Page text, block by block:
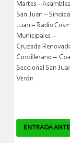
Martes –
San Juan –
Juan – Radio
Municipales –
Cruzada
Cordillerano –
Seccional San
Verón
ENTRADA